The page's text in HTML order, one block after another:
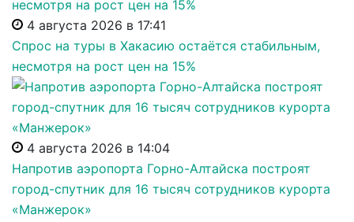
4 августа 2026 в 17:41
Спрос на туры в Хакасию остаётся стабильным,
несмотря на рост цен на 15%
4 августа 2026 в 14:04
Напротив аэропорта Горно-Алтайска построят
город-спутник для 16 тысяч сотрудников курорта
«Манжерок»